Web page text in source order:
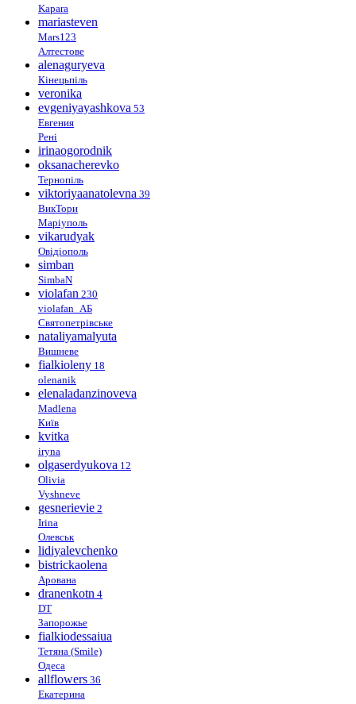
Kapara
mariasteven
Mars123
Алтестове
alenaguryeva
Кінецьпіль
veronika
evgeniyayashkova 53
Евгения
Рені
irinaogorodnik
oksanacherevko
Тернопіль
viktoriyaanatolevna 39
ВикТори
Маріуполь
vikarudyak
Овідіополь
simban
SimbaN
violafan 230
violafan_АБ
Святопетрівське
nataliyamalyuta
Вишневе
fialkioleny 18
olenanik
elenaladanzinoveva
Madlena
Київ
kvitka
iryna
olgaserdyukova 12
Olivia
Vyshneve
gesnerievie 2
Irina
Олевськ
lidiyalevchenko
bistrickaolena
Арована
dranenkotn 4
DT
Запорожье
fialkiodessaiua
Тетяна (Smile)
Одеса
allflowers 36
Екатерина